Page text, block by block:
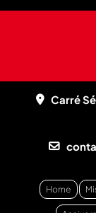
Carré
Home